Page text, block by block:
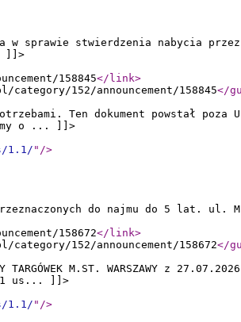
w sprawie stwierdzenia nabycia
]]>
158845</link>
152/announcement/158845</
Ten dokument powstał
o ... ]]>
1.1/ " />
do najmu do 5 lat.
158672</link>
152/announcement/158672</
TARGÓWEK M.ST. WARSZAWY z
1 us... ]]>
1.1/ " />